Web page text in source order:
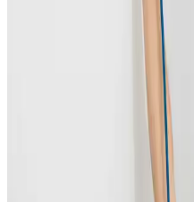
Grundig rensning af
aggregater. Dokumenteret